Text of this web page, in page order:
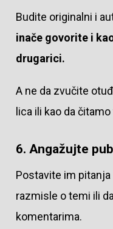
Budite originalni i
inače govorite i
drugarici.
A ne da zvučite
lica ili kao da čitamo
6. Angažujte
Postavite im
razmisle o temi ili
komentarima.